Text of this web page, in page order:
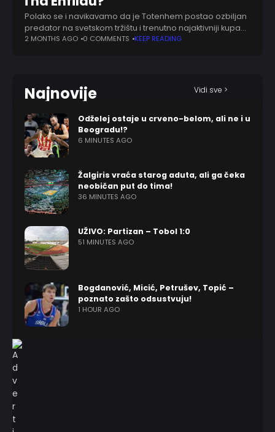
Polako se i navikavamo da je Totenhem postao ozbiljan
predator na svetskom tržištu i trenutno najaktivniji kupac.
I bez evropskog fudbala, sa očajnom sezonom iza
2 MONTHS AGO 0 COMMENTS KEEP READING
Najnovije Vidi sve >
Odželej ostaje u crveno-belom, ali ne i u
Beogradu!?
6 MINUTES AGO
Žalgiris vraća starog aduta, ali ga čeka
neobičan put do tima!
36 MINUTES AGO
UŽIVO: Partizan – Tobol 1:0
51 MINUTES AGO
Bogdanović, Micić, Petrušev, Topić –
poznato zašto odsustvuju!
1 HOUR AGO